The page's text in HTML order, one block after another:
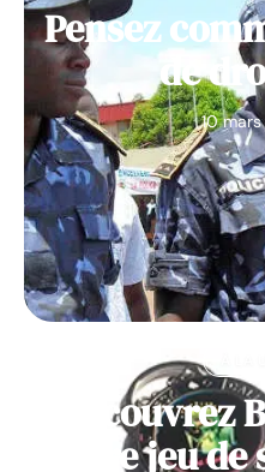
Pensez
de
10
Découvrez
notre jeu de